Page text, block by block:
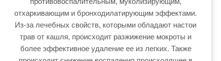
отхаркивающим и бронходилатирующим эффектами.
Из-за лечебных свойств, которыми обладают настои
трав от кашля, происходит разжижение мокроты и
более эффективное удаление ее из легких. Также